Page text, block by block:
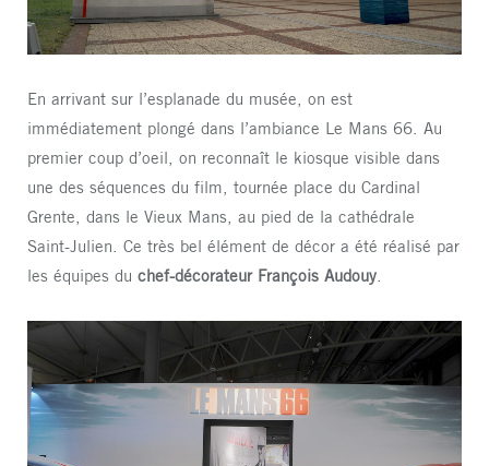
En arrivant sur l’esplanade du musée, on est
immédiatement plongé dans l’ambiance Le Mans 66. Au
premier coup d’oeil, on reconnaît le kiosque visible dans
une des séquences du film, tournée place du Cardinal
Grente, dans le Vieux Mans, au pied de la cathédrale
Saint-Julien. Ce très bel élément de décor a été réalisé par
les équipes du chef-décorateur François Audouy